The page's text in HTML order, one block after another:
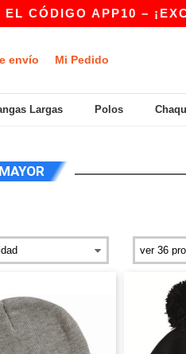
APP10 – ¡EXCLUSIVO
envío Mi Pedido
Largas Polos